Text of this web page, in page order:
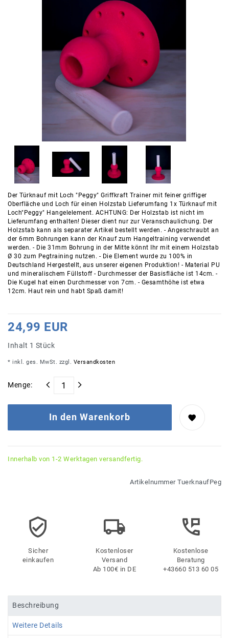
Der Türknauf mit Loch "Peggy" Griffkraft Trainer mit feiner griffiger
Oberfläche und Loch für einen Holzstab Lieferumfang 1x Türknauf mit
Loch"Peggy" Hangelelement. ACHTUNG: Der Holzstab ist nicht im
Lieferumfang enthalten! Dieser dient nur zur Veranschaulichung. Der
Holzstab kann als separater Artikel bestellt werden. - Angeschraubt an
der 6mm Bohrungen kann der Knauf zum Hangeltraining verwendet
werden. - Die 31mm Bohrung in der Mitte könnt Ihr mit einem Holzstab
Ø 30 zum Pegtraining nutzen. - Die Element wurde zu 100% in
Deutschland Hergestellt, aus unserer eigenen Produktion! - Material PU
und mineralischem Füllstoff - Durchmesser der Basisfläche ist 14cm. -
Die Kugel hat einen Durchmesser von 7cm. - Gesamthöhe ist etwa
12cm. Haut rein und habt Spaß damit!
24,99 EUR
Inhalt 1 Stück
* inkl. ges. MwSt. zzgl. Versandkosten
Menge:
In den Warenkorb
Innerhalb von 1-2 Werktagen versandfertig.
Artikelnummer TuerknaufPeg
Sicher
einkaufen
Kostenloser
Versand
Ab 100€ in DE
Kostenlose
Beratung
+43660 513 60 05
Beschreibung
Weitere Details